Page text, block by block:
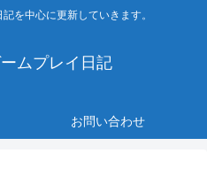
を中心に更新していきます。
ムプレイ日記
お問い合わせ